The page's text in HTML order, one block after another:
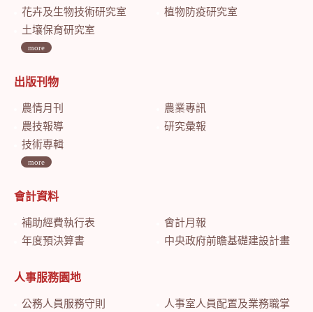
花卉及生物技術研究室
植物防疫研究室
土壤保育研究室
more
出版刊物
農情月刊
農業專訊
農技報導
研究彙報
技術專輯
more
會計資料
補助經費執行表
會計月報
年度預決算書
中央政府前瞻基礎建設計畫特別預算會計月報
人事服務園地
公務人員服務守則
人事室人員配置及業務職掌